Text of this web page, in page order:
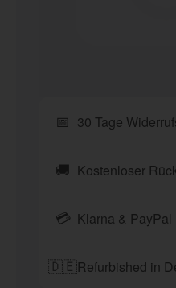
📅 30 Tage
🚚 Kostenloser
💳 Klarna &
🇩🇪Refurbished in